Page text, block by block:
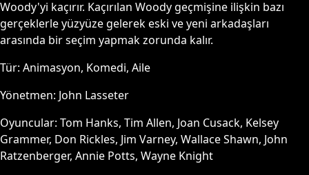
Woody'yi kaçırır. Kaçırılan Woody geçmişine ilişkin bazı
gerçeklerle yüzyüze gelerek eski ve yeni arkadaşları
arasında bir seçim yapmak zorunda kalır.
Tür: Animasyon, Komedi, Aile
Yönetmen: John Lasseter
Oyuncular: Tom Hanks, Tim Allen, Joan Cusack, Kelsey
Grammer, Don Rickles, Jim Varney, Wallace Shawn, John
Ratzenberger, Annie Potts, Wayne Knight